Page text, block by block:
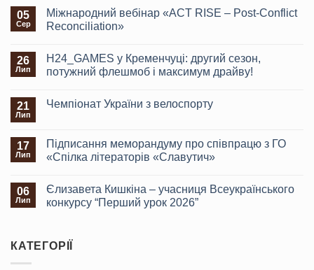
05
Сер
Міжнародний вебінар «ACT RISE – Post-Conflict
Reconciliation»
26
Лип
H24_GAMES у Кременчуці: другий сезон,
потужний флешмоб і максимум драйву!
21
Лип
Чемпіонат України з велоспорту
17
Лип
Підписання меморандуму про співпрацю з ГО
«Спілка літераторів «Славутич»
06
Лип
Єлизавета Кишкіна – учасниця Всеукраїнського
конкурсу “Перший урок 2026”
КАТЕГОРІЇ